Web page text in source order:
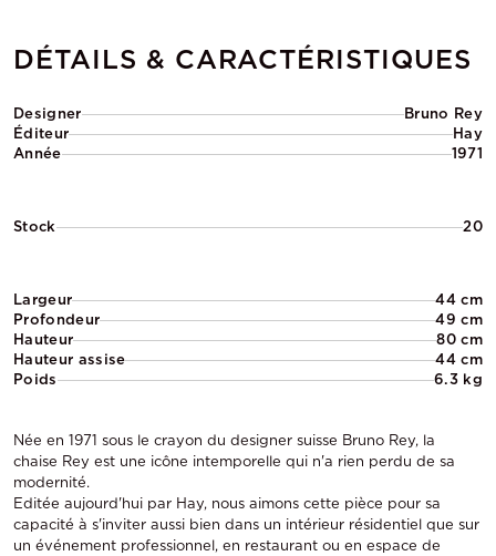
DÉTAILS & CARACTÉRISTIQUES
Designer
Bruno Rey
Éditeur
Hay
Année
1971
Stock 20
Largeur
44 cm
Profondeur
49 cm
Hauteur
80 cm
Hauteur assise
44 cm
Poids
6.3 kg
Née en 1971 sous le crayon du designer suisse Bruno Rey, la
chaise Rey est une icône intemporelle qui n'a rien perdu de sa
modernité.
Editée aujourd'hui par Hay, nous aimons cette pièce pour sa
capacité à s'inviter aussi bien dans un intérieur résidentiel que sur
un événement professionnel, en restaurant ou en espace de